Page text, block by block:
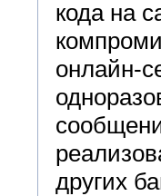
кода на
онлайн-
других